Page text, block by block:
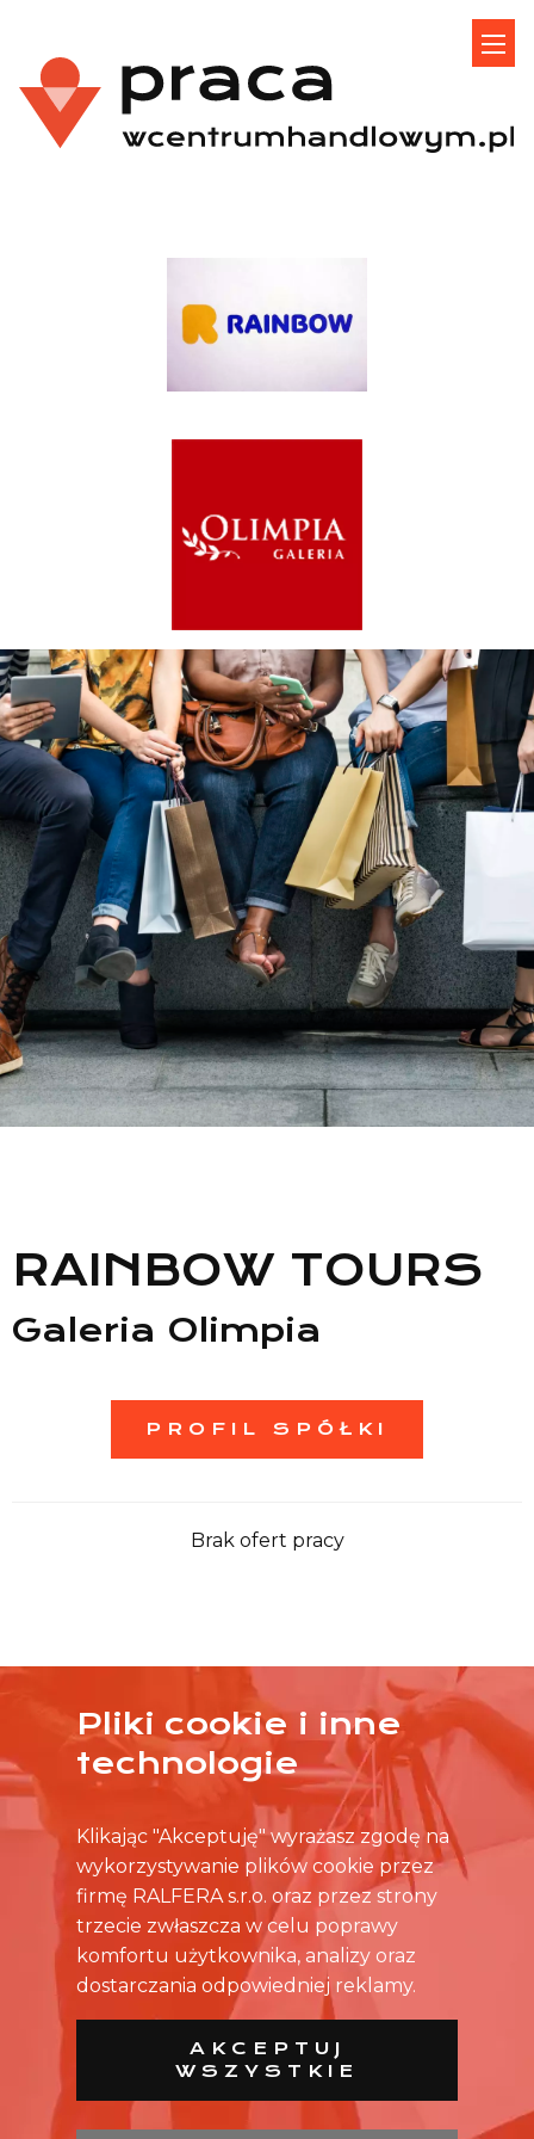
Lista sklepów
Informacje
RAINBOW TOURS
Galeria Olimpia
PROFIL SPÓŁKI
Brak ofert pracy
ŻADNA OFERTA CIĘ NIE ZAINTERESOWAŁA?
SKONTAKTUJ SIĘ BEZPOŚREDNIO ZE SKLEPEM.
Pliki cookie i inne
technologie
Klikając "Akceptuję" wyrażasz zgodę na
wykorzystywanie plików cookie przez
firmę RALFERA s.r.o. oraz przez strony
trzecie zwłaszcza w celu poprawy
komfortu użytkownika, analizy oraz
dostarczania odpowiedniej reklamy.
AKCEPTUJ
WSZYSTKIE